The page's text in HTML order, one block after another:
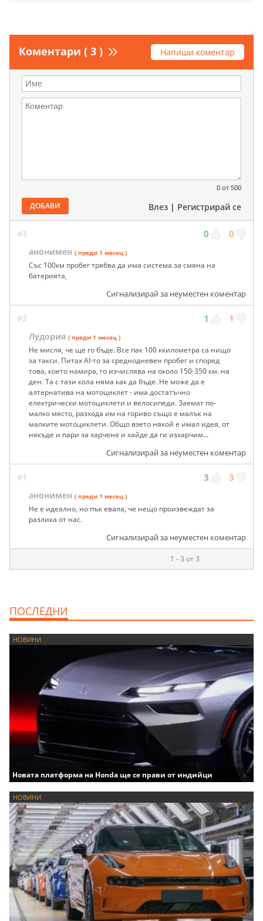
Коментари ( 3 ) Напиши коментар
0 от 500
ДОБАВИ Влез | Регистрирай се
#3 0 0
анонимен ( преди 1 месец )
Със 100км пробег трябва да има система за смяна на
батерията,
Сигнализирай за неуместен коментар
#2 1 1
Лудория ( преди 1 месец )
Не мисля, че ще го бъде. Все пак 100 ккилометра са нищо
за такси. Питах AI-то за среднодневен пробег и според
това, което намира, го изчислява на около 150-350 км. на
ден. Та с тази кола няма как да бъде. Не може да е
алтернатива на мотоциклет - има достатъчно
електрически мотоциклети и велосипеди. Заемат по-
малко място, разхода им на гориво също е малък на
малките мотоциклети. Общо взето някой е имал идея, от
някъде и пари за харчене и хайде да ги изхарчим...
Сигнализирай за неуместен коментар
#1 3 3
анонимен ( преди 1 месец )
Не е идеално, но пък евала, че нещо произвеждат за
разлика от нас.
Сигнализирай за неуместен коментар
1 - 3 от 3
ПОСЛЕДНИ
НОВИНИ
Новата платформа на Honda ще се прави от индийци
НОВИНИ